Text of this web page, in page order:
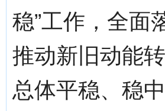
稳”工作，全面
推动新旧动能
总体平稳、稳